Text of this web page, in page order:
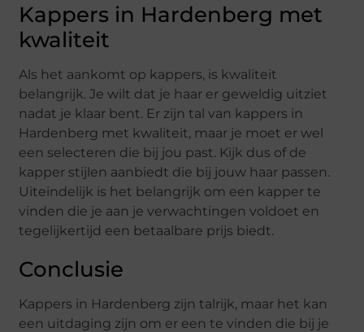
Kappers in Hardenberg met
kwaliteit
Als het aankomt op kappers, is kwaliteit
belangrijk. Je wilt dat je haar er geweldig uitziet
nadat je klaar bent. Er zijn tal van kappers in
Hardenberg met kwaliteit, maar je moet er wel
een selecteren die bij jou past. Kijk dus of de
kapper stijlen aanbiedt die bij jouw haar passen.
Uiteindelijk is het belangrijk om een kapper te
vinden die je aan je verwachtingen voldoet en
tegelijkertijd een betaalbare prijs biedt.
Conclusie
Kappers in Hardenberg zijn talrijk, maar het kan
een uitdaging zijn om er een te vinden die bij je